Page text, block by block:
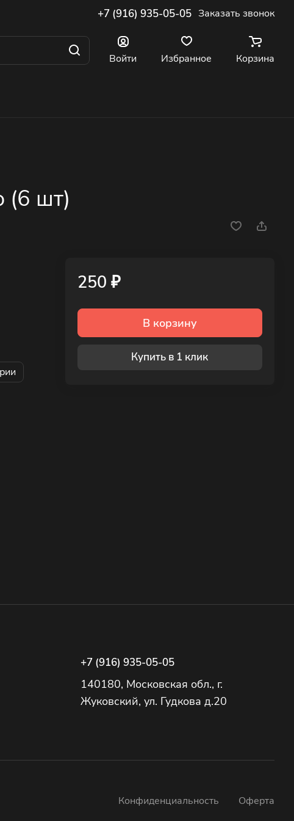
+7 (916) 935-05-05 Заказать звонок
Войти Избранное Корзина
(6 шт)
250 ₽
В корзину
Купить в 1 клик
+7 (916) 935-05-05
140180, Московская обл., г.
Жуковский, ул. Гудкова д.20
Конфиденциальность Оферта